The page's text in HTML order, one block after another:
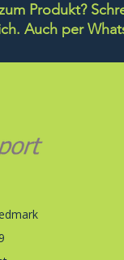
Produkt?
Auch per